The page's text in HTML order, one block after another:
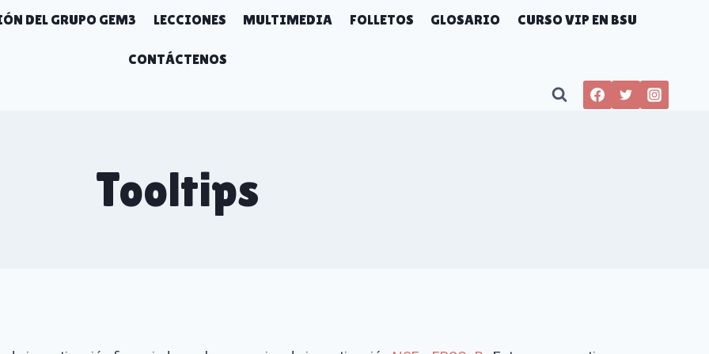
DEL GRUPO GEM3 LECCIONES MULTIMEDIA FOLLETOS GLOSARIO CURSO VIP EN BSU
CONTÁCTENOS
Tooltips